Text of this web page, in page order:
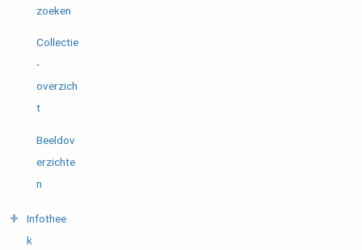
zoeken
Collectie
-
overzich
t
Beeldov
erzichte
n
Infothee
k